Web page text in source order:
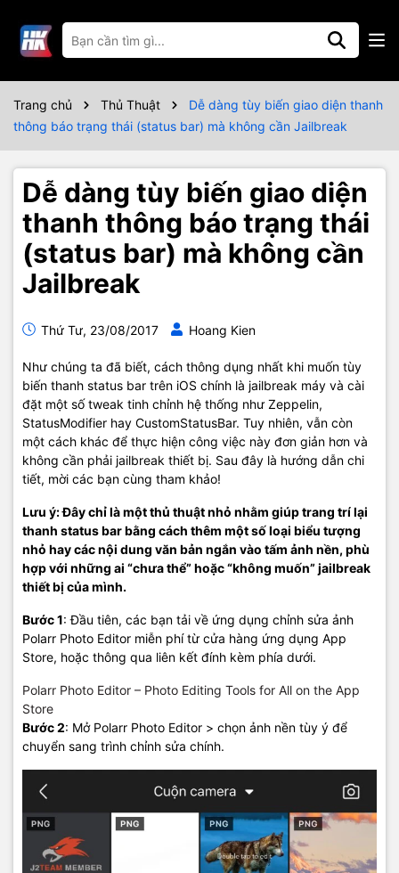
Trang chủ Thủ Thuật
Dễ dàng tùy biến giao diện thanh
thông báo trạng thái (status bar) mà không cần Jailbreak
Dễ dàng tùy biến giao diện
thanh thông báo trạng thái
(status bar) mà không cần
Jailbreak
Thứ Tư, 23/08/2017 Hoang Kien
Như chúng ta đã biết, cách thông dụng nhất khi muốn tùy
biến thanh status bar trên iOS chính là jailbreak máy và cài
đặt một số tweak tinh chỉnh hệ thống như Zeppelin,
StatusModifier hay CustomStatusBar. Tuy nhiên, vẫn còn
một cách khác để thực hiện công việc này đơn giản hơn và
không cần phải jailbreak thiết bị. Sau đây là hướng dẫn chi
tiết, mời các bạn cùng tham khảo!
Lưu ý: Đây chỉ là một thủ thuật nhỏ nhằm giúp trang trí lại
thanh status bar bằng cách thêm một số loại biểu tượng
nhỏ hay các nội dung văn bản ngắn vào tấm ảnh nền, phù
hợp với những ai “chưa thể” hoặc “không muốn” jailbreak
thiết bị của mình.
Bước 1: Đầu tiên, các bạn tải về ứng dụng chỉnh sửa ảnh
Polarr Photo Editor miễn phí từ cửa hàng ứng dụng App
Store, hoặc thông qua liên kết đính kèm phía dưới.
Polarr Photo Editor – Photo Editing Tools for All on the App
Store
Bước 2: Mở Polarr Photo Editor > chọn ảnh nền tùy ý để
chuyển sang trình chỉnh sửa chính.